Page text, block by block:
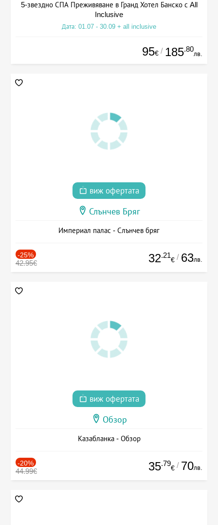
5-звездно СПА Преживяване в Гранд Хотел Банско с All
Inclusive
Дата: 01.07 - 30.09 + all inclusive
95€ / 185.80
лв.
виж офертата
Слънчев Бряг
Империал палас - Слънчев бряг
-25%
42.95€ 32.21
€ / 63лв.
виж офертата
Обзор
Казабланка - Обзор
-20%
44.99€ 35.79
€ / 70лв.